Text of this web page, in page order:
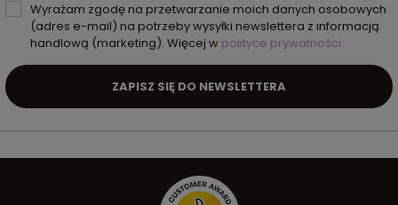
Wyrażam zgodę na przetwarzanie moich danych osobowych
(adres e-mail) na potrzeby wysyłki newslettera z informacją
handlową (marketing). Więcej w polityce prywatności.
ZAPISZ SIĘ DO NEWSLETTERA